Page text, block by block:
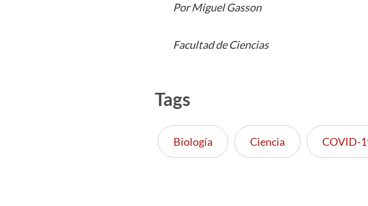
Por Miguel Gasson
Facultad de Ciencias
Tags
Biología Ciencia COVID-